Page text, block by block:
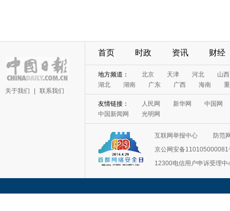
关于我们 联系我们
首页 时政 资讯 财经
地方频道： 北京 天津 河北
山西
湖北
湖南 广东 广西 海南
友情链接： 人民网 新华网
中国网
中国新闻网
光明网
互联网举报中心
防范
京公网安备110105000081
12300电信用户申诉受理中